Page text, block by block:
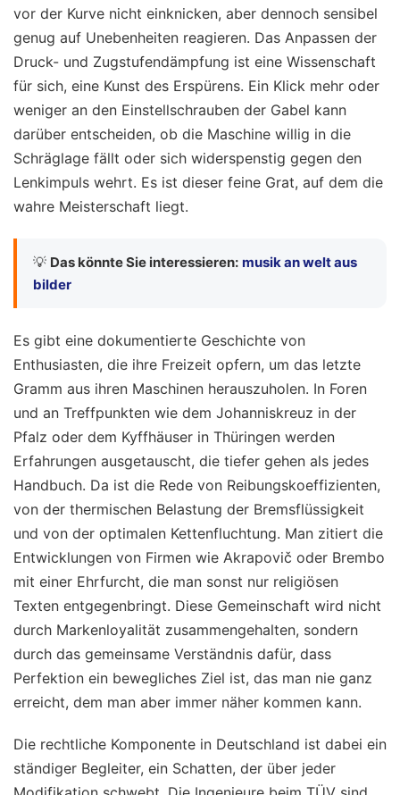
vor der Kurve nicht einknicken, aber dennoch sensibel
genug auf Unebenheiten reagieren. Das Anpassen der
Druck- und Zugstufendämpfung ist eine Wissenschaft
für sich, eine Kunst des Erspürens. Ein Klick mehr oder
weniger an den Einstellschrauben der Gabel kann
darüber entscheiden, ob die Maschine willig in die
Schräglage fällt oder sich widerspenstig gegen den
Lenkimpuls wehrt. Es ist dieser feine Grat, auf dem die
wahre Meisterschaft liegt.
💡 Das könnte Sie interessieren: musik an welt aus
bilder
Es gibt eine dokumentierte Geschichte von
Enthusiasten, die ihre Freizeit opfern, um das letzte
Gramm aus ihren Maschinen herauszuholen. In Foren
und an Treffpunkten wie dem Johanniskreuz in der
Pfalz oder dem Kyffhäuser in Thüringen werden
Erfahrungen ausgetauscht, die tiefer gehen als jedes
Handbuch. Da ist die Rede von Reibungskoeffizienten,
von der thermischen Belastung der Bremsflüssigkeit
und von der optimalen Kettenfluchtung. Man zitiert die
Entwicklungen von Firmen wie Akrapovič oder Brembo
mit einer Ehrfurcht, die man sonst nur religiösen
Texten entgegenbringt. Diese Gemeinschaft wird nicht
durch Markenloyalität zusammengehalten, sondern
durch das gemeinsame Verständnis dafür, dass
Perfektion ein bewegliches Ziel ist, das man nie ganz
erreicht, dem man aber immer näher kommen kann.
Die rechtliche Komponente in Deutschland ist dabei ein
ständiger Begleiter, ein Schatten, der über jeder